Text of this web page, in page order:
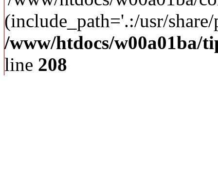
(include_path='.:/usr/
/www/htdocs/w00a01ba/
line 208